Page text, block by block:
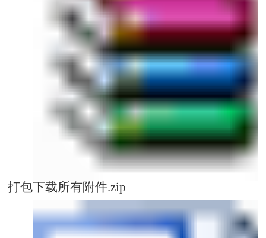
打包下载所有附件.zip